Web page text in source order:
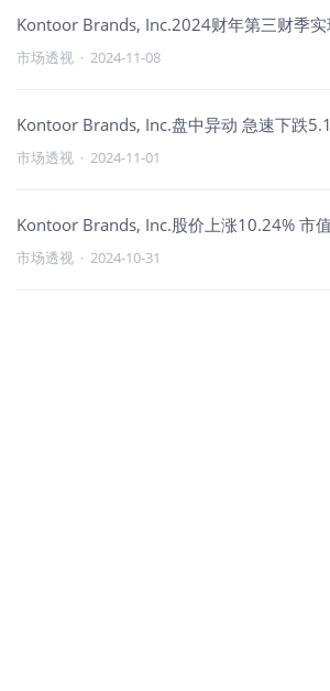
Kontoor Brands, Inc.2024财年第三财季
市场透视 · 2024-11-08
Kontoor Brands, Inc.盘中异动 急速下跌
市场透视 · 2024-11-01
Kontoor Brands, Inc.股价上涨10.24% 市
市场透视 · 2024-10-31